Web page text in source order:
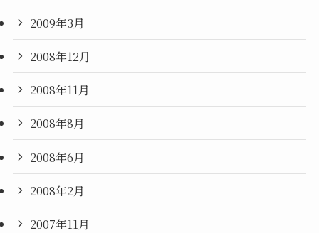
2009年3月
2008年12月
2008年11月
2008年8月
2008年6月
2008年2月
2007年11月